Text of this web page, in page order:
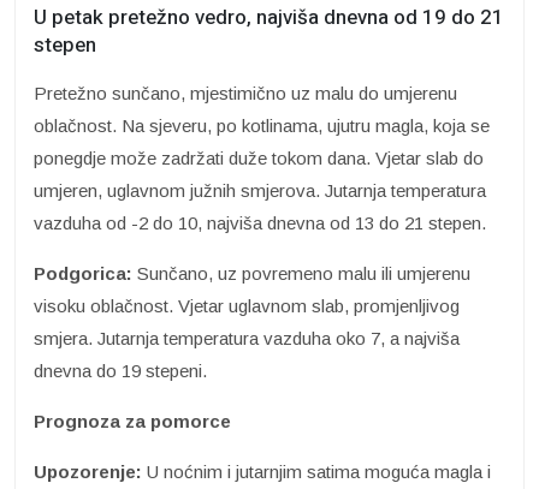
U petak pretežno vedro, najviša dnevna od 19 do 21
stepen
Pretežno sunčano, mjestimično uz malu do umjerenu
oblačnost. Na sjeveru, po kotlinama, ujutru magla, koja se
ponegdje može zadržati duže tokom dana. Vjetar slab do
umjeren, uglavnom južnih smjerova. Jutarnja temperatura
vazduha od -2 do 10, najviša dnevna od 13 do 21 stepen.
Podgorica: Sunčano, uz povremeno malu ili umjerenu
visoku oblačnost. Vjetar uglavnom slab, promjenljivog
smjera. Jutarnja temperatura vazduha oko 7, a najviša
dnevna do 19 stepeni.
Prognoza za pomorce
Upozorenje: U noćnim i jutarnjim satima moguća magla i